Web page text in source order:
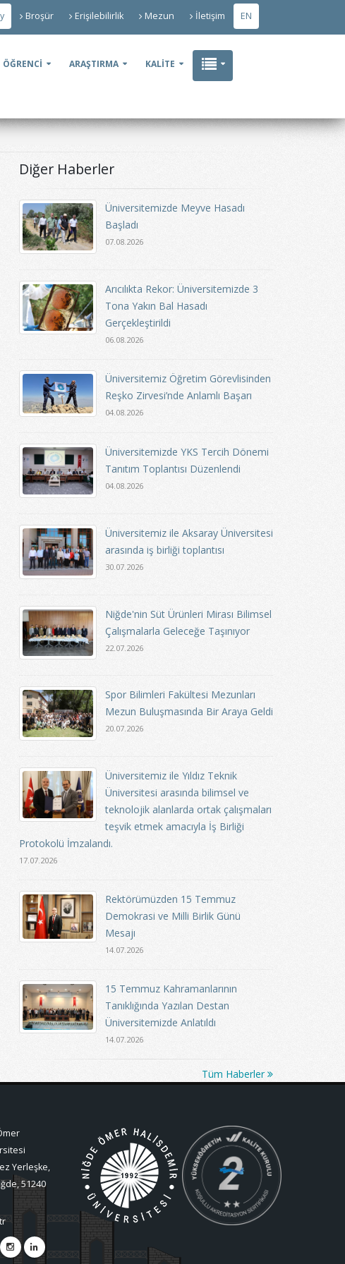
Broşür Erişilebilirlik Mezun İletişim EN
ÖĞRENCİ ARAŞTIRMA KALİTE
Diğer Haberler
Üniversitemizde Meyve Hasadı
Başladı
07.08.2026
Arıcılıkta Rekor: Üniversitemizde 3
Tona Yakın Bal Hasadı
Gerçekleştirildi
06.08.2026
Üniversitemiz Öğretim Görevlisinden
Reşko Zirvesi’nde Anlamlı Başarı
04.08.2026
Üniversitemizde YKS Tercih Dönemi
Tanıtım Toplantısı Düzenlendi
04.08.2026
Üniversitemiz ile Aksaray Üniversitesi
arasında iş birliği toplantısı
30.07.2026
Niğde'nin Süt Ürünleri Mirası Bilimsel
Çalışmalarla Geleceğe Taşınıyor
22.07.2026
Spor Bilimleri Fakültesi Mezunları
Mezun Buluşmasında Bir Araya Geldi
20.07.2026
Üniversitemiz ile Yıldız Teknik
Üniversitesi arasında bilimsel ve
teknolojik alanlarda ortak çalışmaları
teşvik etmek amacıyla İş Birliği
Protokolü İmzalandı.
17.07.2026
Rektörümüzden 15 Temmuz
Demokrasi ve Milli Birlik Günü
Mesajı
14.07.2026
15 Temmuz Kahramanlarının
Tanıklığında Yazılan Destan
Üniversitemizde Anlatıldı
14.07.2026
Tüm Haberler
Yerleşke,
51240